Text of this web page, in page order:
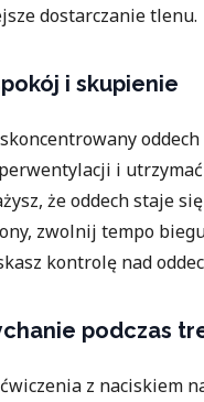
dostarczanie tlenu.
i skupienie
oddech
i
że oddech staje
zwolnij tempo
kontrolę nad
podczas
z naciskiem